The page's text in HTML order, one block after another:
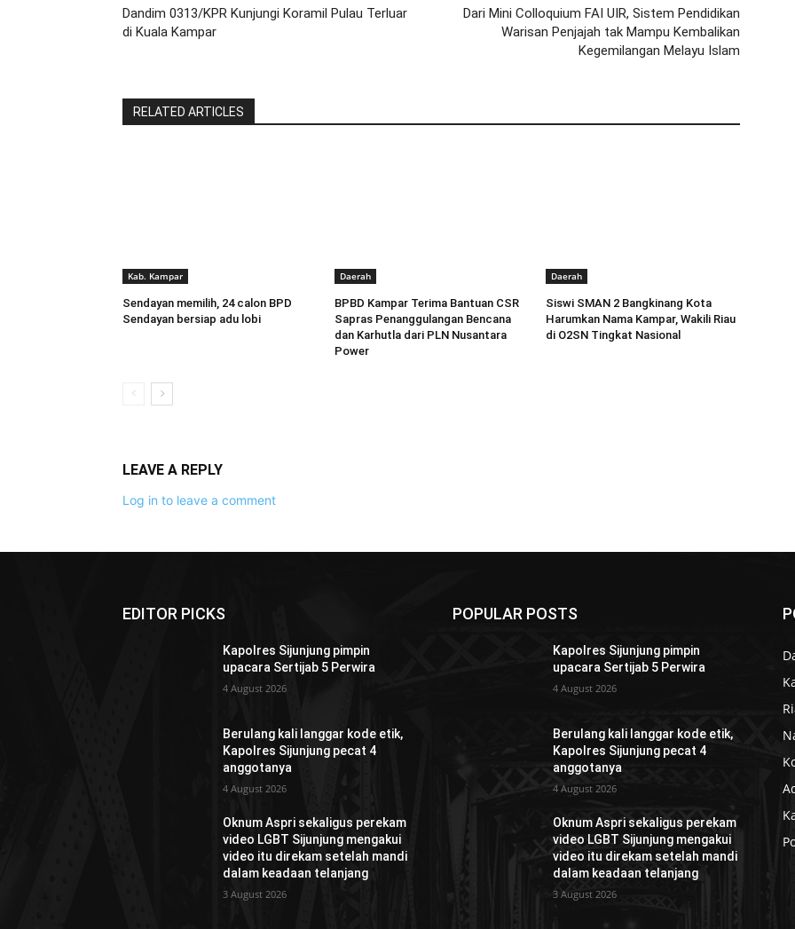
Dandim 0313/KPR Kunjungi Koramil Pulau Terluar
di Kuala Kampar
Dari Mini Colloquium FAI UIR, Sistem Pendidikan
Warisan Penjajah tak Mampu Kembalikan
Kegemilangan Melayu Islam
RELATED ARTICLES
Kab. Kampar
Sendayan memilih, 24 calon BPD
Sendayan bersiap adu lobi
Daerah
BPBD Kampar Terima Bantuan CSR
Sapras Penanggulangan Bencana
dan Karhutla dari PLN Nusantara
Power
Daerah
Siswi SMAN 2 Bangkinang Kota
Harumkan Nama Kampar, Wakili Riau
di O2SN Tingkat Nasional
LEAVE A REPLY
Log in to leave a comment
EDITOR PICKS
Kapolres Sijunjung pimpin
upacara Sertijab 5 Perwira
4 August 2026
Berulang kali langgar kode etik,
Kapolres Sijunjung pecat 4
anggotanya
4 August 2026
Oknum Aspri sekaligus perekam
video LGBT Sijunjung mengakui
video itu direkam setelah mandi
dalam keadaan telanjang
3 August 2026
POPULAR POSTS
Kapolres Sijunjung pimpin
upacara Sertijab 5 Perwira
4 August 2026
Berulang kali langgar kode etik,
Kapolres Sijunjung pecat 4
anggotanya
4 August 2026
Oknum Aspri sekaligus perekam
video LGBT Sijunjung mengakui
video itu direkam setelah mandi
dalam keadaan telanjang
3 August 2026